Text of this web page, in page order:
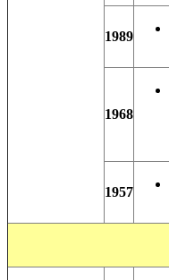
1989
1968
1957